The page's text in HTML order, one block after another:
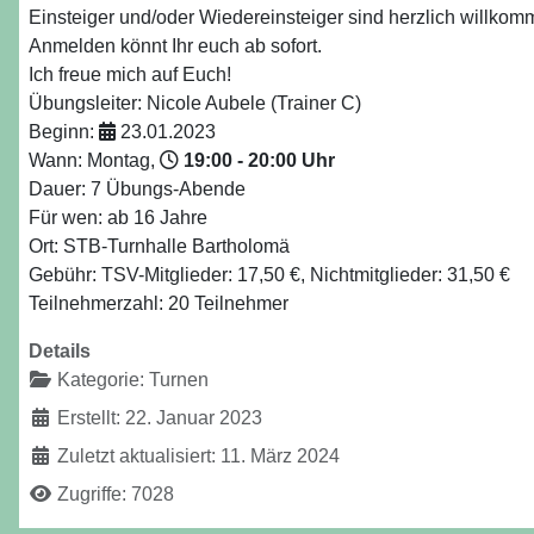
Einsteiger und/oder Wiedereinsteiger sind herzlich
Anmelden könnt Ihr euch ab sofort.
Ich freue mich auf Euch!
Übungsleiter: Nicole Aubele (Trainer C)
Beginn:
23.01.2023
Wann: Montag,
19:00 - 20:00 Uhr
Dauer: 7 Übungs-Abende
Für wen: ab 16 Jahre
Ort: STB-Turnhalle Bartholomä
Gebühr: TSV-Mitglieder: 17,50 €, Nichtmitglieder: 31,50 €
Teilnehmerzahl: 20 Teilnehmer
Details
Kategorie: Turnen
Erstellt: 22. Januar 2023
Zuletzt aktualisiert: 11. März 2024
Zugriffe: 7028